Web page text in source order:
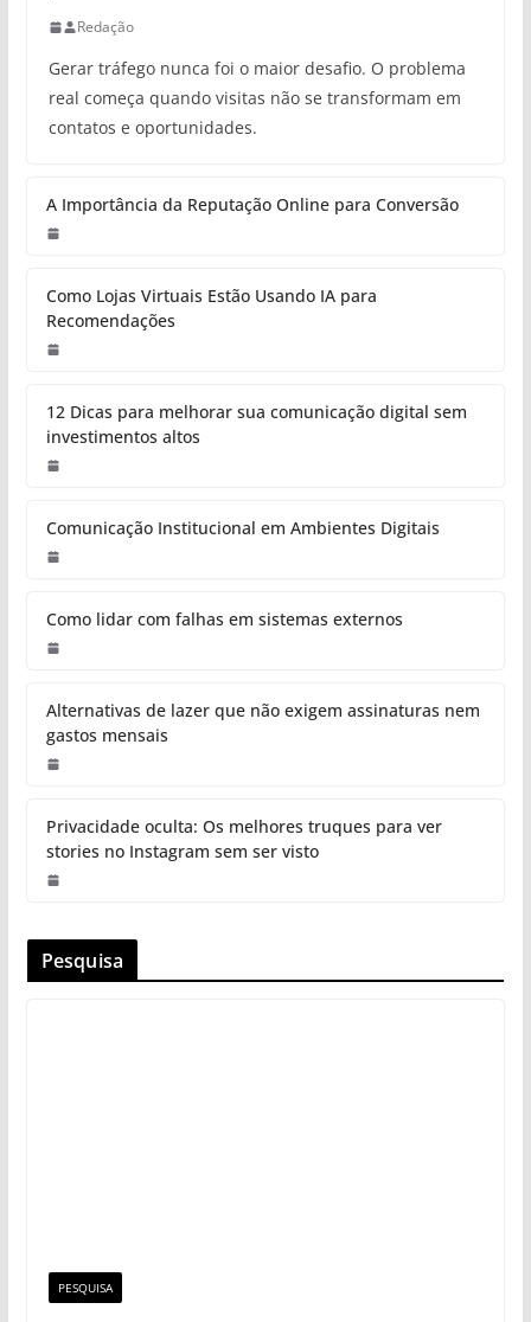
Redação
Gerar tráfego nunca foi o maior desafio. O problema
real começa quando visitas não se transformam em
contatos e oportunidades.
A Importância da Reputação Online para Conversão
Como Lojas Virtuais Estão Usando IA para
Recomendações
12 Dicas para melhorar sua comunicação digital sem
investimentos altos
Comunicação Institucional em Ambientes Digitais
Como lidar com falhas em sistemas externos
Alternativas de lazer que não exigem assinaturas nem
gastos mensais
Privacidade oculta: Os melhores truques para ver
stories no Instagram sem ser visto
Pesquisa
PESQUISA